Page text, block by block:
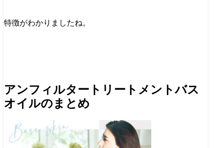
特徴がわかりましたね。
アンフィルタートリートメントバス
オイルのまとめ